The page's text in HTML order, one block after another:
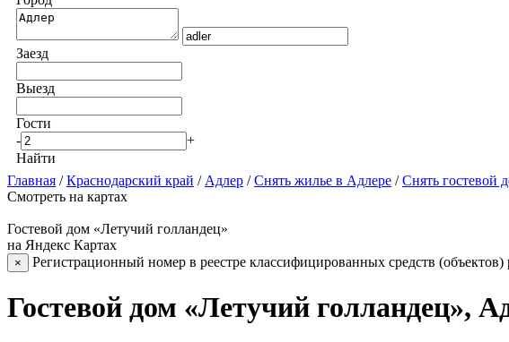
Заезд
Выезд
Гости
-
+
Найти
Главная /Краснодарский край / Адлер /Снять жилье в Адлере /Снять гостевой
Смотреть на картах
Гостевой дом «Летучий голландец»
на Яндекс Картах
× Регистрационный номер в реестре классифицированных средств (объектов)
Гостевой дом «Летучий голландец»,